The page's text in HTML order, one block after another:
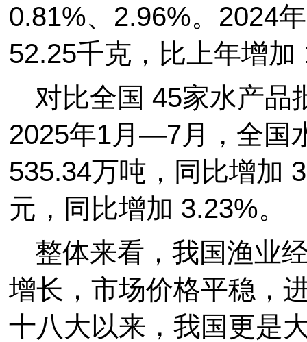
0.81%、2.96%。2024
52.25千克，比上年增
对比全国 45家水产品
2025年1月—7月，全国
535.34万吨，同比增加
元，同比增加 3.23%。
整体来看，我国渔业
增长，市场价格平稳，
十八大以来，我国更是